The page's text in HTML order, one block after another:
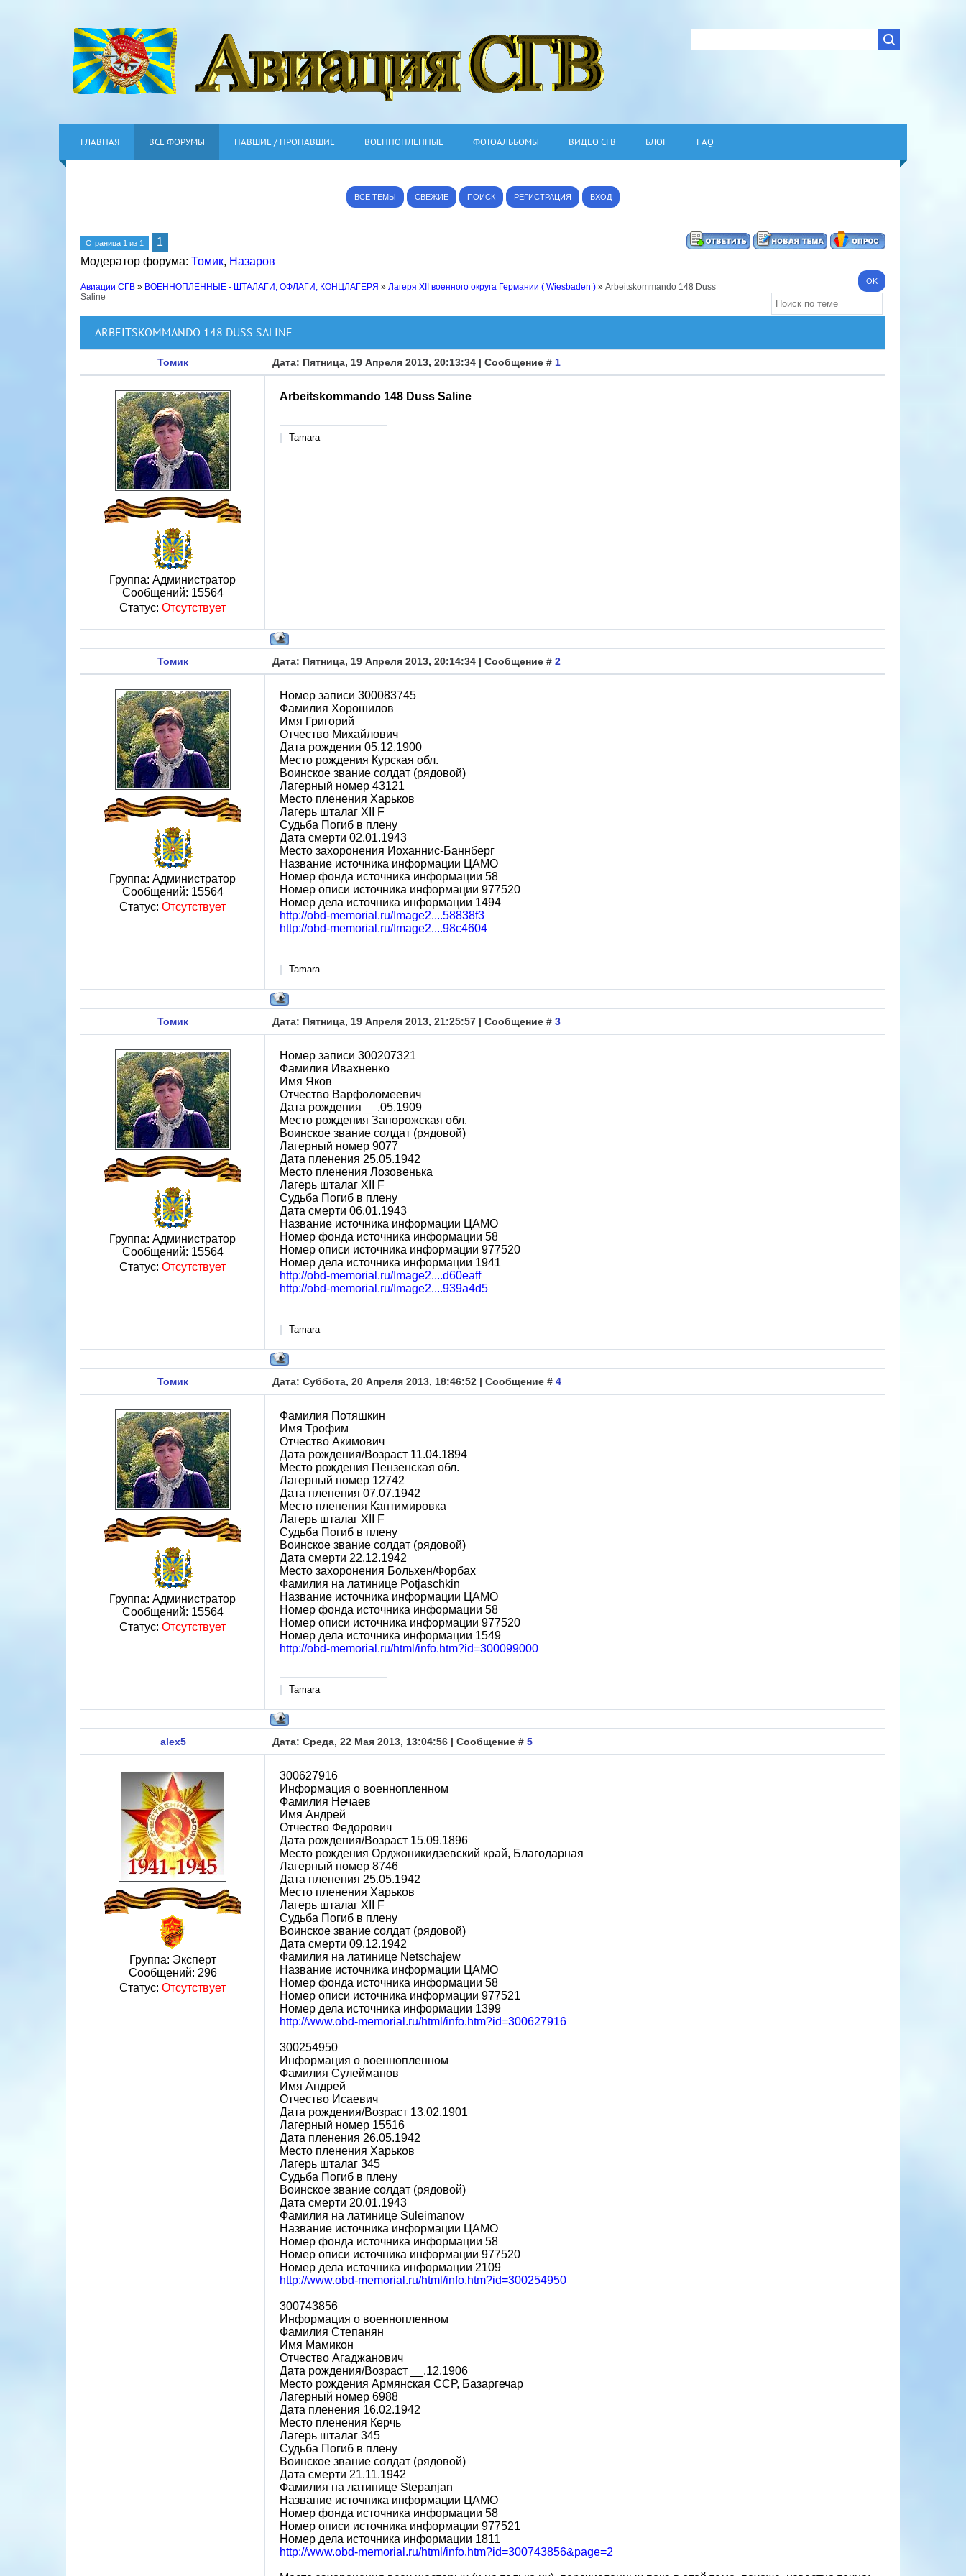
ГЛАВНАЯ ВСЕ ФОРУМЫ ПАВШИЕ / ПРОПАВШИЕ ВОЕННОПЛЕННЫЕ ФОТОАЛЬБОМЫ ВИДЕО СГВ БЛОГ FAQ
ВСЕ ТЕМЫ СВЕЖИЕ ПОИСК РЕГИСТРАЦИЯ ВХОД
Страница 1 из 1
1
Модератор форума: Томик, Назаров
Авиации СГВ » ВОЕННОПЛЕННЫЕ - ШТАЛАГИ, ОФЛАГИ, КОНЦЛАГЕРЯ » Лагеря XII военного округа Германии ( Wiesbaden ) » Arbeitskommando 148 Duss
Saline
ARBEITSKOMMANDO 148 DUSS SALINE
Томик Дата: Пятница, 19 Апреля 2013, 20:13:34 | Сообщение # 1
Группа: Администратор
Сообщений: 15564
Статус: Отсутствует
Arbeitskommando 148 Duss Saline
Tamara
Томик Дата: Пятница, 19 Апреля 2013, 20:14:34 | Сообщение # 2
Группа: Администратор
Сообщений: 15564
Статус: Отсутствует
Номер записи 300083745
Фамилия Хорошилов
Имя Григорий
Отчество Михайлович
Дата рождения 05.12.1900
Место рождения Курская обл.
Воинское звание солдат (рядовой)
Лагерный номер 43121
Место пленения Харьков
Лагерь шталаг XII F
Судьба Погиб в плену
Дата смерти 02.01.1943
Место захоронения Иоханнис-Баннберг
Название источника информации ЦАМО
Номер фонда источника информации 58
Номер описи источника информации 977520
Номер дела источника информации 1494
http://obd-memorial.ru/Image2....58838f3
http://obd-memorial.ru/Image2....98c4604
Tamara
Томик Дата: Пятница, 19 Апреля 2013, 21:25:57 | Сообщение # 3
Группа: Администратор
Сообщений: 15564
Статус: Отсутствует
Номер записи 300207321
Фамилия Ивахненко
Имя Яков
Отчество Варфоломеевич
Дата рождения __.05.1909
Место рождения Запорожская обл.
Воинское звание солдат (рядовой)
Лагерный номер 9077
Дата пленения 25.05.1942
Место пленения Лозовенька
Лагерь шталаг XII F
Судьба Погиб в плену
Дата смерти 06.01.1943
Название источника информации ЦАМО
Номер фонда источника информации 58
Номер описи источника информации 977520
Номер дела источника информации 1941
http://obd-memorial.ru/Image2....d60eaff
http://obd-memorial.ru/Image2....939a4d5
Tamara
Томик Дата: Суббота, 20 Апреля 2013, 18:46:52 | Сообщение # 4
Группа: Администратор
Сообщений: 15564
Статус: Отсутствует
Фамилия Потяшкин
Имя Трофим
Отчество Акимович
Дата рождения/Возраст 11.04.1894
Место рождения Пензенская обл.
Лагерный номер 12742
Дата пленения 07.07.1942
Место пленения Кантимировка
Лагерь шталаг XII F
Судьба Погиб в плену
Воинское звание солдат (рядовой)
Дата смерти 22.12.1942
Место захоронения Больхен/Форбах
Фамилия на латинице Potjaschkin
Название источника информации ЦАМО
Номер фонда источника информации 58
Номер описи источника информации 977520
Номер дела источника информации 1549
http://obd-memorial.ru/html/info.htm?id=300099000
Tamara
alex5 Дата: Среда, 22 Мая 2013, 13:04:56 | Сообщение # 5
Группа: Эксперт
Сообщений: 296
Статус: Отсутствует
300627916
Информация о военнопленном
Фамилия Нечаев
Имя Андрей
Отчество Федорович
Дата рождения/Возраст 15.09.1896
Место рождения Орджоникидзевский край, Благодарная
Лагерный номер 8746
Дата пленения 25.05.1942
Место пленения Харьков
Лагерь шталаг XII F
Судьба Погиб в плену
Воинское звание солдат (рядовой)
Дата смерти 09.12.1942
Фамилия на латинице Netschajew
Название источника информации ЦАМО
Номер фонда источника информации 58
Номер описи источника информации 977521
Номер дела источника информации 1399
http://www.obd-memorial.ru/html/info.htm?id=300627916
300254950
Информация о военнопленном
Фамилия Сулейманов
Имя Андрей
Отчество Исаевич
Дата рождения/Возраст 13.02.1901
Лагерный номер 15516
Дата пленения 26.05.1942
Место пленения Харьков
Лагерь шталаг 345
Судьба Погиб в плену
Воинское звание солдат (рядовой)
Дата смерти 20.01.1943
Фамилия на латинице Suleimanow
Название источника информации ЦАМО
Номер фонда источника информации 58
Номер описи источника информации 977520
Номер дела источника информации 2109
http://www.obd-memorial.ru/html/info.htm?id=300254950
300743856
Информация о военнопленном
Фамилия Степанян
Имя Мамикон
Отчество Агаджанович
Дата рождения/Возраст __.12.1906
Место рождения Армянская ССР, Базаргечар
Лагерный номер 6988
Дата пленения 16.02.1942
Место пленения Керчь
Лагерь шталаг 345
Судьба Погиб в плену
Воинское звание солдат (рядовой)
Дата смерти 21.11.1942
Фамилия на латинице Stepanjan
Название источника информации ЦАМО
Номер фонда источника информации 58
Номер описи источника информации 977521
Номер дела источника информации 1811
http://www.obd-memorial.ru/html/info.htm?id=300743856&page=2